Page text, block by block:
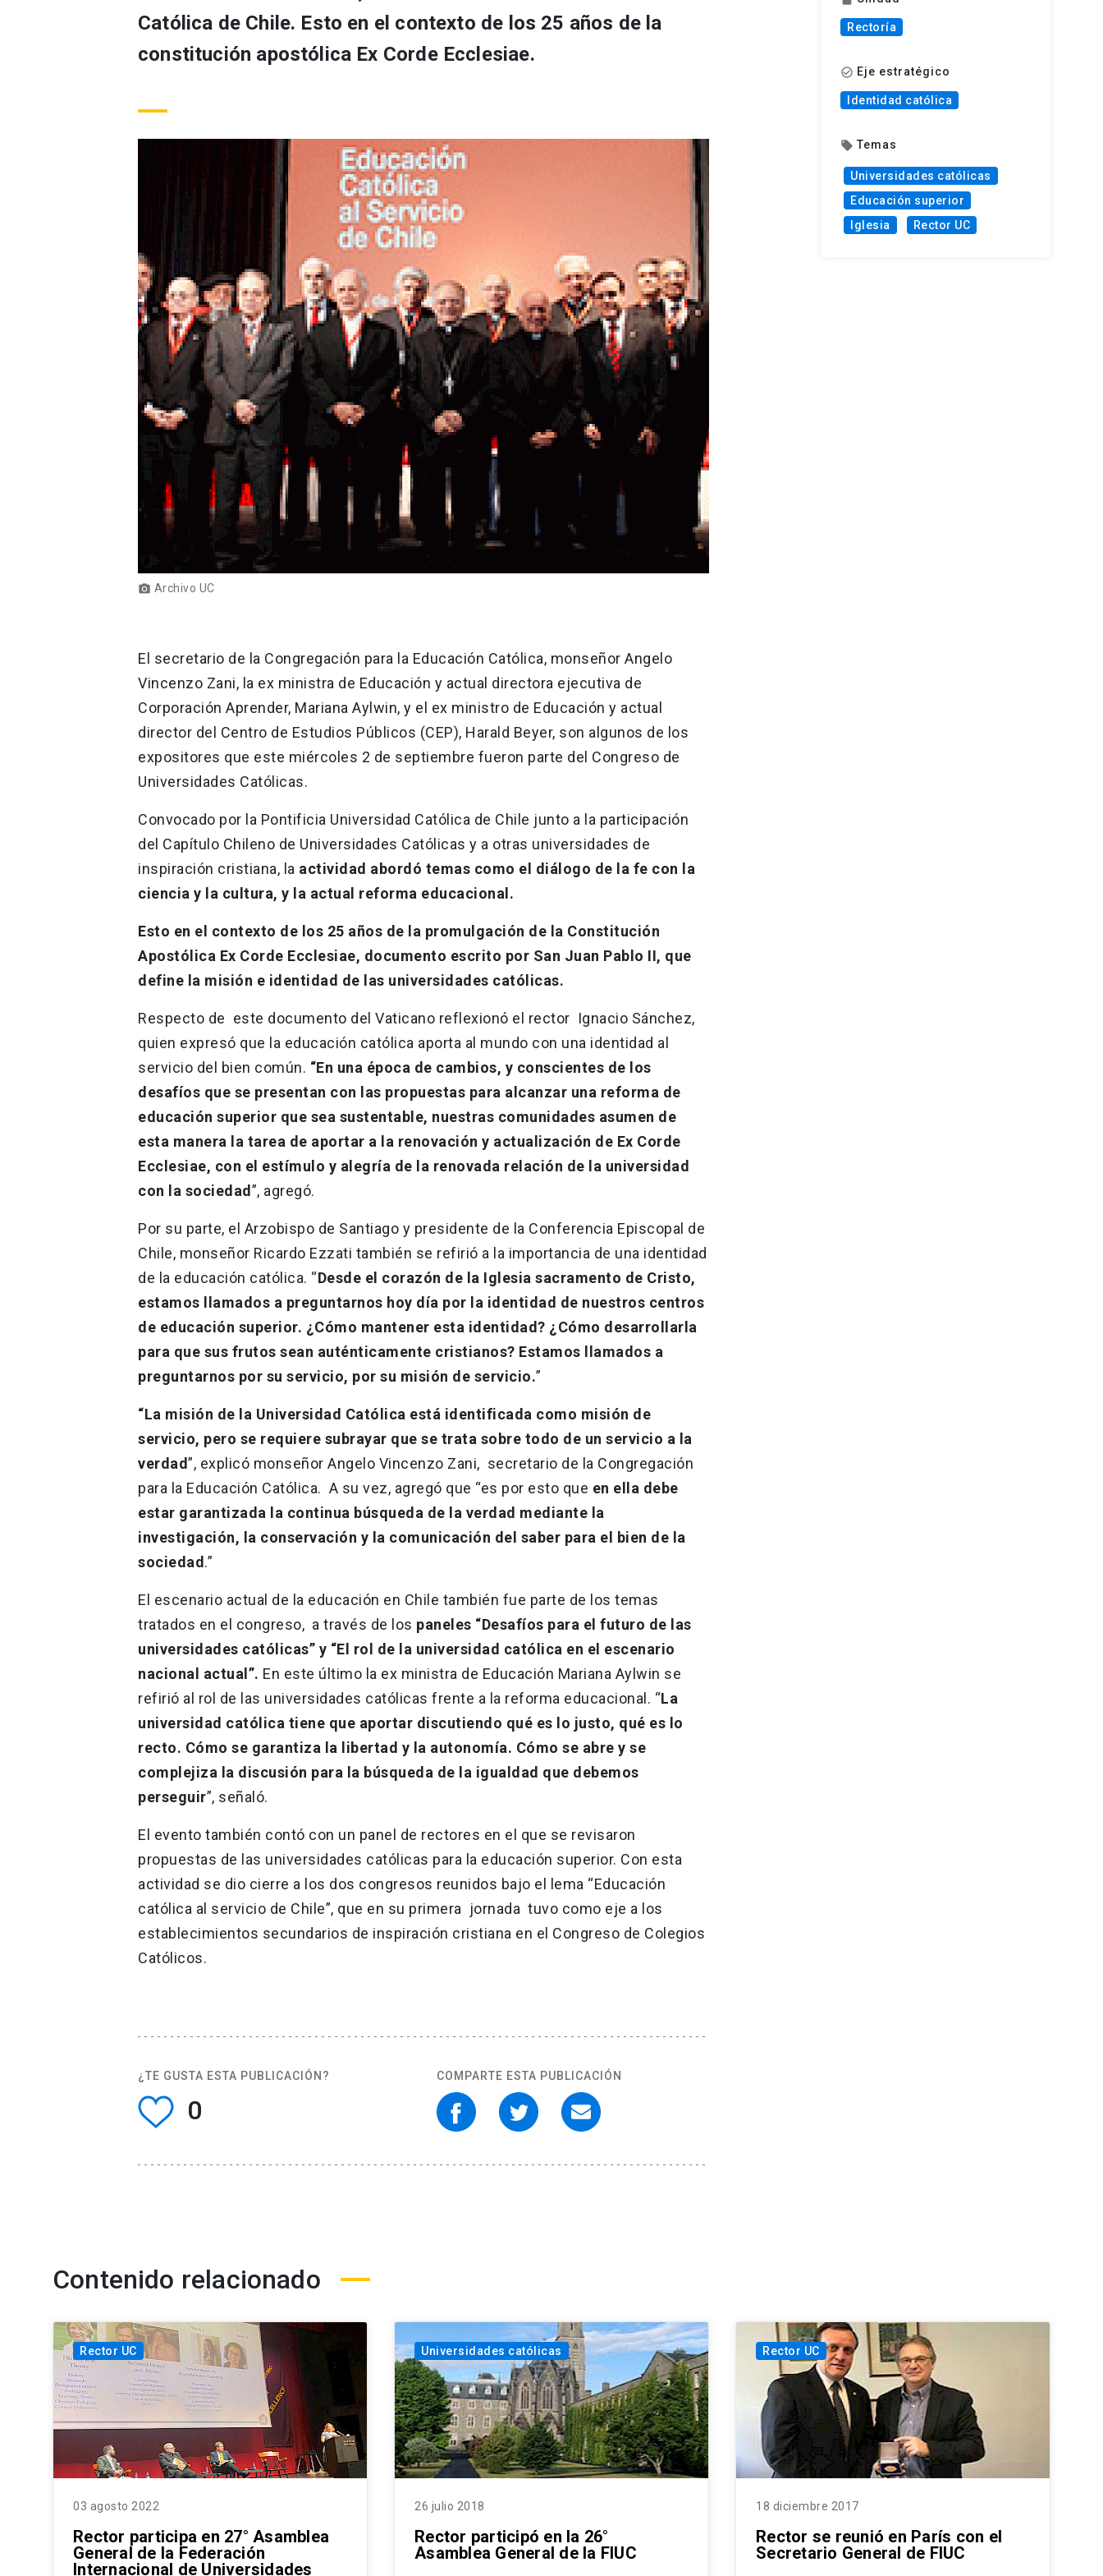
Católica de Chile. Esto en el contexto de los 25 años de la
constitución apostólica Ex Corde Ecclesiae.
photo_camera Archivo UC
El secretario de la Congregación para la Educación Católica, monseñor Angelo
Vincenzo Zani, la ex ministra de Educación y actual directora ejecutiva de
Corporación Aprender, Mariana Aylwin, y el ex ministro de Educación y actual
director del Centro de Estudios Públicos (CEP), Harald Beyer, son algunos de los
expositores que este miércoles 2 de septiembre fueron parte del Congreso de
Universidades Católicas.
Convocado por la Pontificia Universidad Católica de Chile junto a la participación
del Capítulo Chileno de Universidades Católicas y a otras universidades de
inspiración cristiana, la actividad abordó temas como el diálogo de la fe con la
ciencia y la cultura, y la actual reforma educacional.
Esto en el contexto de los 25 años de la promulgación de la Constitución
Apostólica Ex Corde Ecclesiae, documento escrito por San Juan Pablo II, que
define la misión e identidad de las universidades católicas.
Respecto de este documento del Vaticano reflexionó el rector Ignacio Sánchez,
quien expresó que la educación católica aporta al mundo con una identidad al
servicio del bien común. “En una época de cambios, y conscientes de los
desafíos que se presentan con las propuestas para alcanzar una reforma de
educación superior que sea sustentable, nuestras comunidades asumen de
esta manera la tarea de aportar a la renovación y actualización de Ex Corde
Ecclesiae, con el estímulo y alegría de la renovada relación de la universidad
con la sociedad ”, agregó.
Por su parte, el Arzobispo de Santiago y presidente de la Conferencia Episcopal de
Chile, monseñor Ricardo Ezzati también se refirió a la importancia de una identidad
de la educación católica. “Desde el corazón de la Iglesia sacramento de Cristo,
estamos llamados a preguntarnos hoy día por la identidad de nuestros centros
de educación superior. ¿Cómo mantener esta identidad? ¿Cómo desarrollarla
para que sus frutos sean auténticamente cristianos? Estamos llamados a
preguntarnos por su servicio, por su misión de servicio.”
“La misión de la Universidad Católica está identificada como misión de
servicio, pero se requiere subrayar que se trata sobre todo de un servicio a la
verdad”, explicó monseñor Angelo Vincenzo Zani, secretario de la Congregación
para la Educación Católica. A su vez, agregó que “es por esto que en ella debe
estar garantizada la continua búsqueda de la verdad mediante la
investigación, la conservación y la comunicación del saber para el bien de la
sociedad .”
El escenario actual de la educación en Chile también fue parte de los temas
tratados en el congreso, a través de los paneles “Desafíos para el futuro de las
universidades católicas” y “El rol de la universidad católica en el escenario
nacional actual”. En este último la ex ministra de Educación Mariana Aylwin se
refirió al rol de las universidades católicas frente a la reforma educacional. “La
universidad católica tiene que aportar discutiendo qué es lo justo, qué es lo
recto. Cómo se garantiza la libertad y la autonomía. Cómo se abre y se
complejiza la discusión para la búsqueda de la igualdad que debemos
perseguir”, señaló.
El evento también contó con un panel de rectores en el que se revisaron
propuestas de las universidades católicas para la educación superior. Con esta
actividad se dio cierre a los dos congresos reunidos bajo el lema “Educación
católica al servicio de Chile”, que en su primera jornada tuvo como eje a los
establecimientos secundarios de inspiración cristiana en el Congreso de Colegios
Católicos.
¿TE GUSTA ESTA PUBLICACIÓN?
0
COMPARTE ESTA PUBLICACIÓN
Rectoría
check_circle_outline Eje estratégico
Identidad católica
local_offer Temas
Universidades católicas
Educación superior
Iglesia
Rector UC
Contenido relacionado
Rector UC
03 agosto 2022
Rector participa en 27° Asamblea
General de la Federación
Internacional de Universidades
Universidades católicas
26 julio 2018
Rector participó en la 26°
Asamblea General de la FIUC
Rector UC
18 diciembre 2017
Rector se reunió en París con el
Secretario General de FIUC